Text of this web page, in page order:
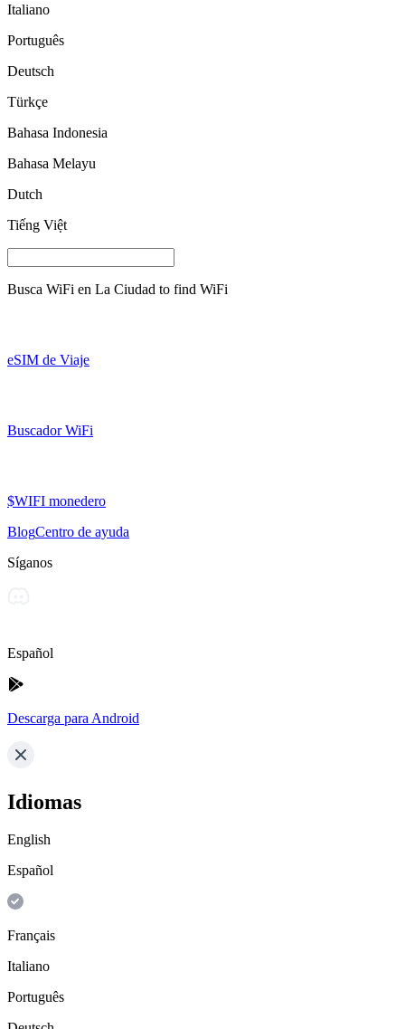
Italiano
Português
Deutsch
Türkçe
Bahasa Indonesia
Bahasa Melayu
Dutch
Tiếng Việt
Busca WiFi en La Ciudad to find WiFi
eSIM de Viaje
Buscador WiFi
$WIFI monedero
BlogCentro de ayuda
Síganos
Español
Descarga para Android
Idiomas
English
Español
Français
Italiano
Português